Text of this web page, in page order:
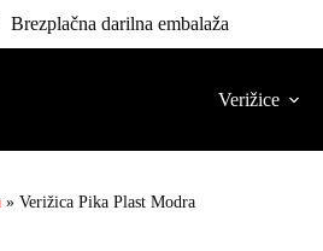
Brezplačna darilna embalaža
Verižice
»Verižica Pika Plast Modra